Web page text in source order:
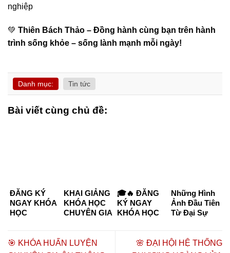
nghiệp
💚 Thiên Bách Thảo – Đồng hành cùng bạn trên hành
trình sống khỏe – sống lành mạnh mỗi ngày!
Danh mục: Tin tức
Bài viết cùng chủ đề:
ĐĂNG KÝ
NGAY KHÓA
HỌC
SINH KHÓA
KHAI GIẢNG
KHÓA HỌC
CHUYÊN GIA
CHĂM SÓC
🎓🔥 ĐĂNG
KÝ NGAY
KHÓA HỌC
SINH –
Những Hình
Ảnh Đầu Tiên
Từ Đại Sự
– Đồng Hành
🎯 KHÓA HUẤN LUYỆN
🌸 ĐẠI HỘI HỆ THỐNG